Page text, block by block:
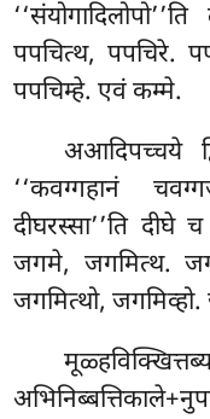
पपचित्थ, पपचिरे.
पपचिम्हे. एवं कम्मे.
अआदिपच्चये
‘‘कवग्गहानं
दीघरस्सा’’ति
जगमे, जगमित्थ.
जगमित्थो,